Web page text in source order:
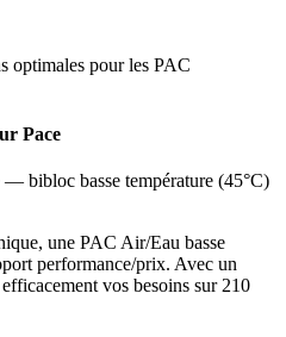
optimales pour les PAC
Pace
— bibloc basse température (45°C)
une PAC Air/Eau basse
performance/prix. Avec un
vos besoins sur 210